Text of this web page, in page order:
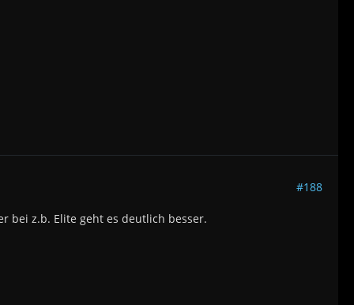
#188
bei z.b. Elite geht es deutlich besser.